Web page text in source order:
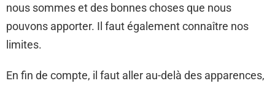
nous sommes et des bonnes choses que nous
pouvons apporter. Il faut également connaître nos
limites.
En fin de compte, il faut aller au-delà des apparences,